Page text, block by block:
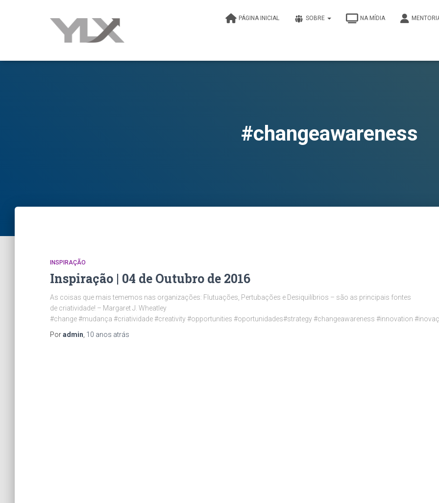
PÁGINA INICIAL SOBRE NA MÍDIA
#changeawareness
INSPIRAÇÃO
Inspiração | 04 de Outubro de 2016
As coisas que mais tememos nas organizações: Flutuações, Pertubações e Desiquilíbrios – são as principais fontes
de criatividade! – Margaret J. Wheatley
#change #mudança #criatividade #creativity #opportunities #oportunidades#strategy #changeawareness #innovation
Poradmin 10 anos atrás